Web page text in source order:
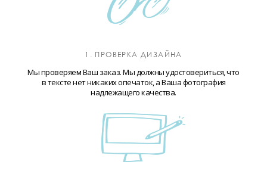
1. ПРОВЕРКА ДИЗАЙНА
Мы проверяем Ваш заказ. Мы должны удостовериться, что
в тексте нет никаких опечаток, а Ваша фотография
надлежащего качества.